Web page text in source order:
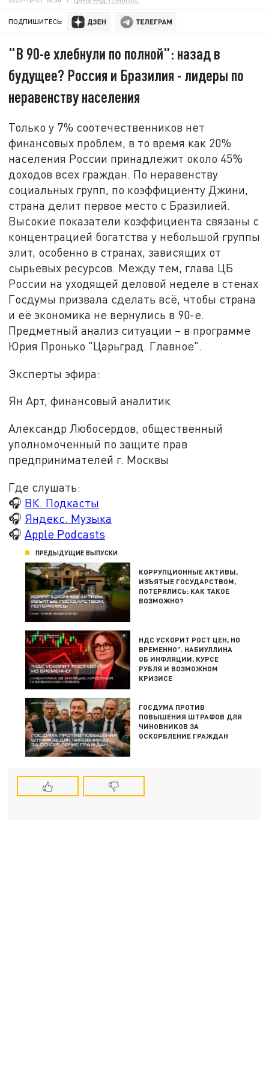
ПОДПИШИТЕСЬ:
"В 90-е хлебнули по полной": назад в
будущее? Россия и Бразилия - лидеры по
неравенству населения
Только у 7% соотечественников нет
финансовых проблем, в то время как 20%
населения России принадлежит около 45%
доходов всех граждан. По неравенству
социальных групп, по коэффициенту Джини,
страна делит первое место с Бразилией.
Высокие показатели коэффициента связаны с
концентрацией богатства у небольшой группы
элит, особенно в странах, зависящих от
сырьевых ресурсов. Между тем, глава ЦБ
России на уходящей деловой неделе в стенах
Госдумы призвала сделать всё, чтобы страна
и её экономика не вернулись в 90-е.
Предметный анализ ситуации – в программе
Юрия Пронько "Царьград. Главное".
Эксперты эфира:
Ян Арт, финансовый аналитик
Александр Любосердов, общественный
уполномоченный по защите прав
предпринимателей г. Москвы
Где слушать:
🎧 ВК. Подкасты
🎧 Яндекс. Музыка
🎧Apple Podcasts
ПРЕДЫДУЩИЕ ВЫПУСКИ
КОРРУПЦИОННЫЕ АКТИВЫ,
ИЗЪЯТЫЕ ГОСУДАРСТВОМ,
ПОТЕРЯЛИСЬ: КАК ТАКОЕ
ВОЗМОЖНО?
НДС УСКОРИТ РОСТ ЦЕН, НО
ВРЕМЕННО". НАБИУЛЛИНА
ОБ ИНФЛЯЦИИ, КУРСЕ
РУБЛЯ И ВОЗМОЖНОМ
КРИЗИСЕ
ГОСДУМА ПРОТИВ
ПОВЫШЕНИЯ ШТРАФОВ ДЛЯ
ЧИНОВНИКОВ ЗА
ОСКОРБЛЕНИЕ ГРАЖДАН